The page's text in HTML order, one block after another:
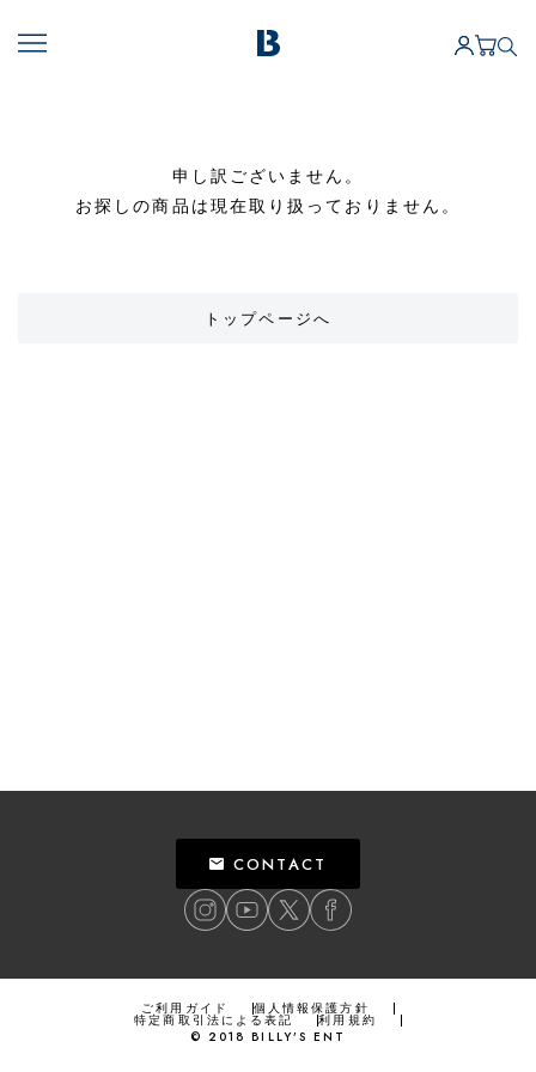
申し訳ございません。
お探しの商品は現在取り扱っておりません。
トップページへ
CONTACT
ご利用ガイド 個人情報保護方針
特定商取引法による表記
利用規約
© 2018 BILLY’S ENT